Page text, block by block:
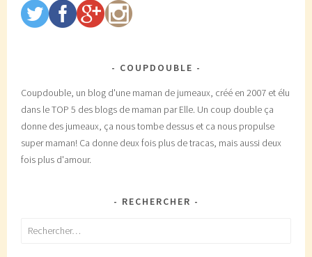
COUPDOUBLE
Coupdouble, un blog d'une maman de jumeaux, créé en 2007 et élu
dans le TOP 5 des blogs de maman par Elle. Un coup double ça
donne des jumeaux, ça nous tombe dessus et ca nous propulse
super maman! Ca donne deux fois plus de tracas, mais aussi deux
fois plus d'amour.
RECHERCHER
Rechercher :